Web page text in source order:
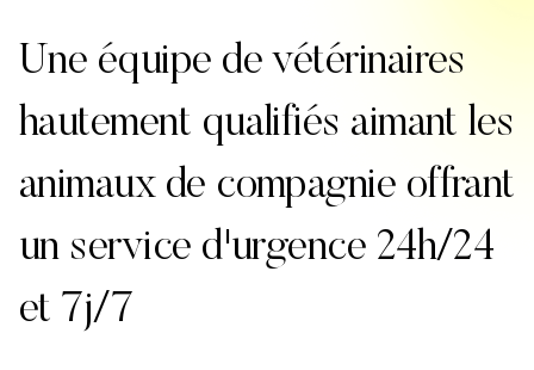
Une équipe de vétérinaires
hautement qualifiés aimant les
animaux de compagnie offrant
un service d'urgence 24h/24
et 7j/7